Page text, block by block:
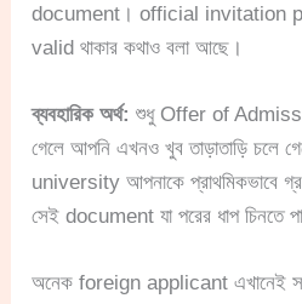
document। official invitation
valid থাকার কথাও বলা আছে।
ব্যবহারিক অর্থ: শুধু Offer of
গেলে আপনি এখনও খুব তাড়াতাড়ি চলে
university আপনাকে প্রাথমিকভাবে
সেই document যা পরের ধাপ চিনতে
অনেক foreign applicant এখানেই